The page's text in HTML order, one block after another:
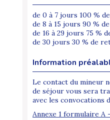
de 0 à 7 jours 100 %
de 8 à 15 jours 90 %
de 16 à 29 jours 75 %
de 30 jours 30 % de
Information
Le contact du mineur
de séjour vous sera
avec les convocations
Annexe 1 formulaire